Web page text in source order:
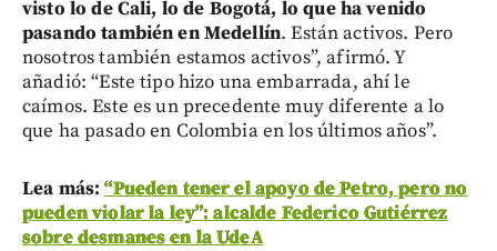
visto lo de Cali, lo de Bogotá, lo que ha venido
pasando también en Medellín. Están activos. Pero
nosotros también estamos activos”, afirmó. Y
añadió: “Este tipo hizo una embarrada, ahí le
caímos. Este es un precedente muy diferente a lo
que ha pasado en Colombia en los últimos años”.
Lea más:“Pueden tener el apoyo de Petro, pero no
pueden violar la ley”: alcalde Federico Gutiérrez
sobre desmanes en la UdeA